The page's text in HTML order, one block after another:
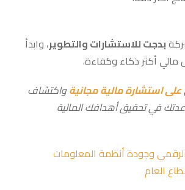
بدجت للاستشارات والتطوير، وابدأ
مالي أكثر ذكاء وكفاءة.
على استشارة مالية مجانيةواكتشاف
في تحقيق أهدافك المالية
وجودة أنظمة المعلومات
العام